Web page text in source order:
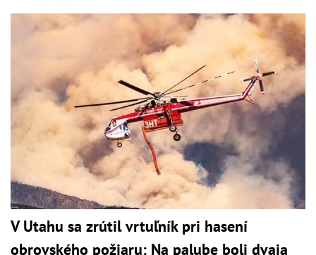
V Utahu sa zrútil vrtuľník pri hasení
obrovského požiaru: Na palube boli dvaja